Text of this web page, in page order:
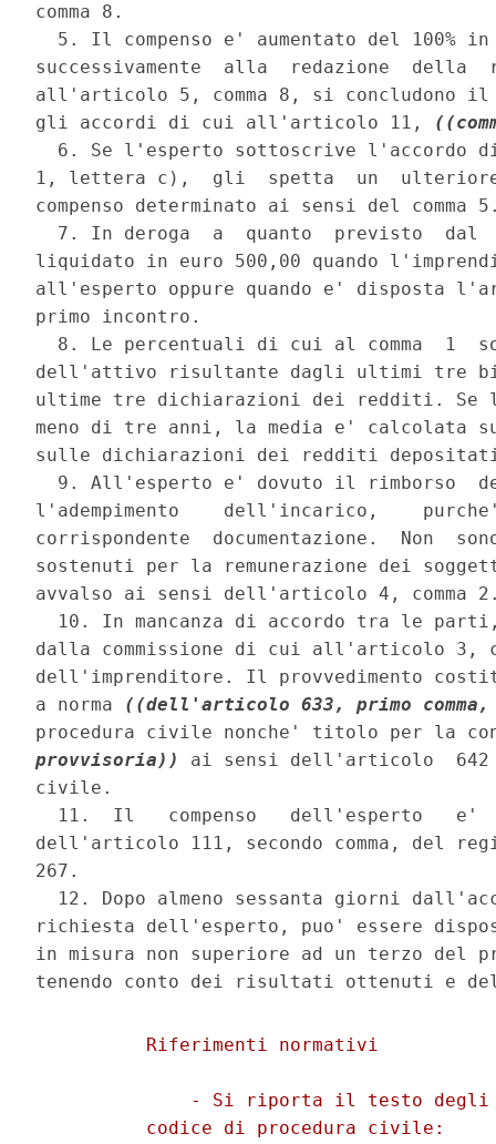
comma 8.
5. Il compenso e' aumentato del 100%
successivamente  alla  redazione
all'articolo 5, comma 8, si concludono il
gli accordi di cui all'articolo 11,
6. Se l'esperto sottoscrive l'accordo
1, lettera c),  gli  spetta  un  ulteriore
compenso determinato ai sensi del comma
7. In deroga  a  quanto  previsto  dal
liquidato in euro 500,00 quando
all'esperto oppure quando e' disposta
primo incontro.
8. Le percentuali di cui al comma  1
dell'attivo risultante dagli ultimi tre
ultime tre dichiarazioni dei redditi.
meno di tre anni, la media e' calcolata
sulle dichiarazioni dei redditi
9. All'esperto e' dovuto il rimborso
l'adempimento    dell'incarico,
corrispondente  documentazione.  Non
sostenuti per la remunerazione dei
avvalso ai sensi dell'articolo 4, comma
10. In mancanza di accordo tra le
dalla commissione di cui all'articolo 3,
dell'imprenditore. Il provvedimento
a norma ((dell'articolo 633, primo comma,
procedura civile nonche' titolo per la
provvisoria))
ai sensi dell'articolo  642
civile.
11.  Il   compenso   dell'esperto   e'
dell'articolo 111, secondo comma, del
267.
12. Dopo almeno sessanta giorni
richiesta dell'esperto, puo' essere
in misura non superiore ad un terzo del
          Riferimenti normativi
- Si riporta il testo
          codice di procedura civile: